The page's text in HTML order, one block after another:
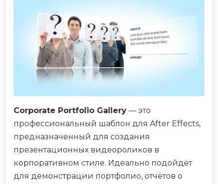
Corporate Portfolio Gallery — это
профессиональный шаблон для After Effects,
предназначенный для создания
презентационных видеороликов в
корпоративном стиле. Идеально подойдёт
для демонстрации портфолио, отчётов о